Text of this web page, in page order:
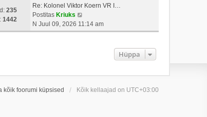
s
t
p
t
s
i
i
m
a
t
t
v
s
p
235
1442
Re: Kolonel Viktor Koern VR I…
Postitas Kriuks
a
a
m
N Juul 09, 2026 11:14 am
Hüppa
kõik foorumi küpsised Kõik kellaajad on UTC+03:00